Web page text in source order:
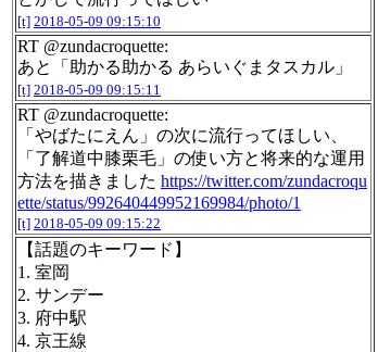
[t] 2018-05-09 09:15:10
RT @zundacroquette:
あと「助かる助かる あらいぐまタスカル」
[t] 2018-05-09 09:15:11
RT @zundacroquette:
「やばたにえん」の次に流行ってほしい、
「了解道中膝栗毛」の使い方と将来的な運用
方法を描きました https://twitter.com/zundacroqu
ette/status/992640449952169984/photo/1
[t] 2018-05-09 09:15:22
【話題のキーワード】
1. 室岡
2. サンデー
3. 府中駅
4. 京王線